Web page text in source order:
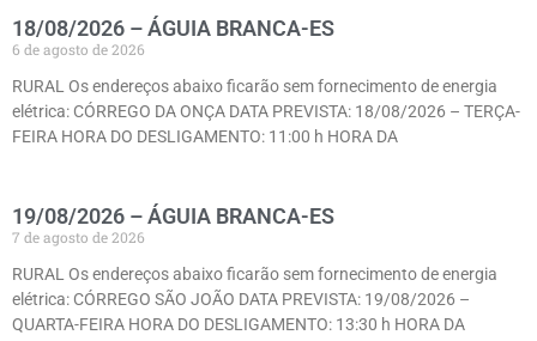
18/08/2026 – ÁGUIA BRANCA-ES
6 de agosto de 2026
RURAL Os endereços abaixo ficarão sem fornecimento de energia
elétrica: CÓRREGO DA ONÇA DATA PREVISTA: 18/08/2026 – TERÇA-
FEIRA HORA DO DESLIGAMENTO: 11:00 h HORA DA
19/08/2026 – ÁGUIA BRANCA-ES
7 de agosto de 2026
RURAL Os endereços abaixo ficarão sem fornecimento de energia
elétrica: CÓRREGO SÃO JOÃO DATA PREVISTA: 19/08/2026 –
QUARTA-FEIRA HORA DO DESLIGAMENTO: 13:30 h HORA DA